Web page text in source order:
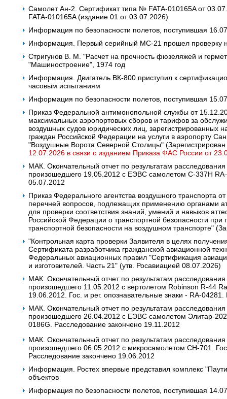
Самолет Ан-2. Сертификат типа № FATA-010165A от
FATA-010165A (издание 01 от 03.07.2026)
Информация по безопасности полетов, поступившая
Информация. Первый серийный МС-21 прошел проверку
Стригунов В. М. "Расчет на прочность фюзеляжей и
"Машиностроение", 1974 год
Информация. Двигатель ВК-800 приступил к
часовым испытаниям
Информация по безопасности полетов, поступившая
Приказ Федеральной антимонопольной службы от
максимальных аэропортовых сборов и тарифов за
воздушных судов юридических лиц, зарегистрированных
граждан Российской Федерации на услуги в аэропорту
"Воздушные Ворота Северной Столицы"
12.07.2026 в связи с изданием Приказа ФАС России от
МАК. Окончательный отчет по результатам
произошедшего 19.05.2012 c ЕЭВС самолетом С-337Н
05.07.2012
Приказ Федерального агентства воздушного
перечней вопросов, подлежащих применению органами
для проверки соответствия знаний, умений и навыков
Российской Федерации о транспортной безопасности при
транспортной безопасности на воздушном транспорте"
"Контрольная карта проверки Заявителя в целях
Сертификата разработчика гражданской авиационной
Федеральных авиационных правил "Сертификация
и изготовителей. Часть 21" (утв. Росавиацией 08.07.2026)
МАК. Окончательный отчет по результатам
произошедшего 11.05.2012 с вертолетом Robinson R-44
19.06.2012. Гос. и рег. опознавательные знаки - RA-
МАК. Окончательный отчет по результатам
произошедшего 26.04.2012 c ЕЭВС самолетом Элитар-
0186G. Расследование закончено 19.11.2012
МАК. Окончательный отчет по результатам
произошедшего 06.05.2012 с микросамолетом CH-701.
Расследование закончено 19.06.2012
Информация. Ростех впервые представил комплекс
объектов
Информация по безопасности полетов, поступившая